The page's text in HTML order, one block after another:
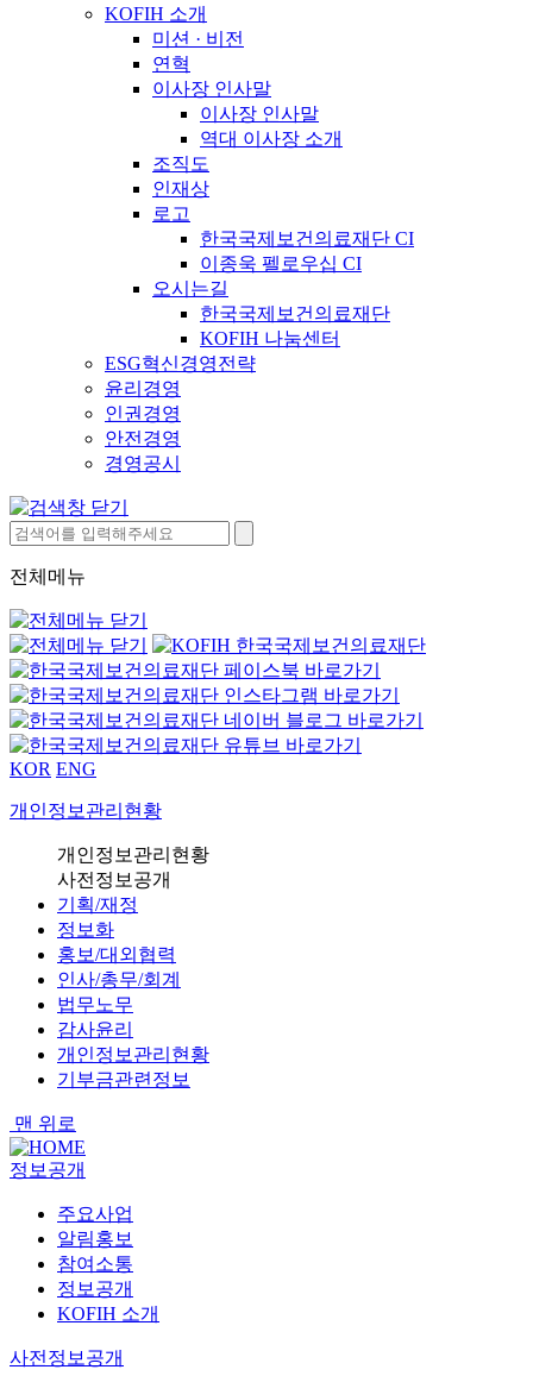
KOFIH 소개
미션 · 비전
연혁
이사장 인사말
이사장 인사말
역대 이사장 소개
조직도
인재상
로고
한국국제보건의료재단 CI
이종욱 펠로우십 CI
오시는길
한국국제보건의료재단
KOFIH 나눔센터
ESG혁신경영전략
윤리경영
인권경영
안전경영
경영공시
전체메뉴
KOR ENG
개인정보관리현황
개인정보관리현황
사전정보공개
기획/재정
정보화
홍보/대외협력
인사/총무/회계
법무노무
감사윤리
개인정보관리현황
기부금관련정보
맨 위로
정보공개
주요사업
알림홍보
참여소통
정보공개
KOFIH 소개
사전정보공개